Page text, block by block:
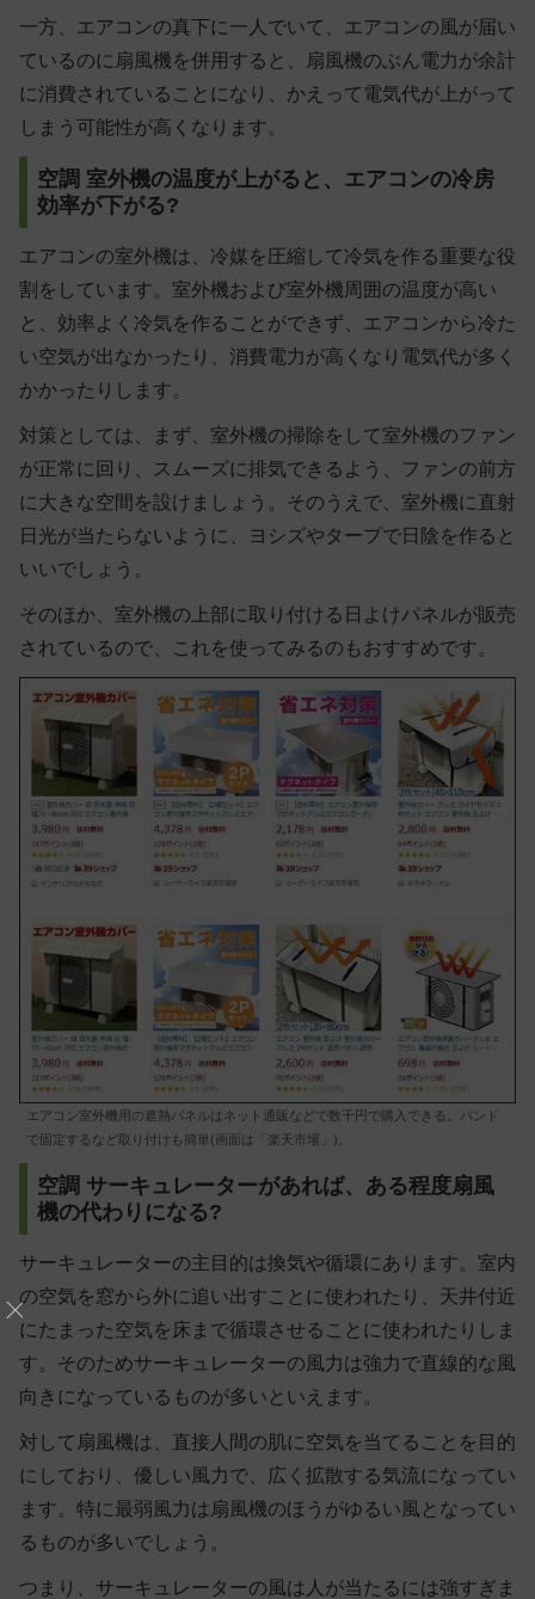
一方、エアコンの真下に一人でいて、エアコンの風が届い
ているのに扇風機を併用すると、扇風機のぶん電力が余計
に消費されていることになり、かえって電気代が上がって
しまう可能性が高くなります。
空調 室外機の温度が上がると、エアコンの冷房
効率が下がる?
エアコンの室外機は、冷媒を圧縮して冷気を作る重要な役
割をしています。室外機および室外機周囲の温度が高い
と、効率よく冷気を作ることができず、エアコンから冷た
い空気が出なかったり、消費電力が高くなり電気代が多く
かかったりします。
対策としては、まず、室外機の掃除をして室外機のファン
が正常に回り、スムーズに排気できるよう、ファンの前方
に大きな空間を設けましょう。そのうえで、室外機に直射
日光が当たらないように、ヨシズやタープで日陰を作ると
いいでしょう。
そのほか、室外機の上部に取り付ける日よけパネルが販売
されているので、これを使ってみるのもおすすめです。
エアコン室外機用の遮熱パネルはネット通販などで数千円で購入できる。バンド
で固定するなど取り付けも簡単(画面は「楽天市場」)。
空調 サーキュレーターがあれば、ある程度扇風
機の代わりになる?
サーキュレーターの主目的は換気や循環にあります。室内
の空気を窓から外に追い出すことに使われたり、天井付近
にたまった空気を床まで循環させることに使われたりしま
す。そのためサーキュレーターの風力は強力で直線的な風
向きになっているものが多いといえます。
対して扇風機は、直接人間の肌に空気を当てることを目的
にしており、優しい風力で、広く拡散する気流になってい
ます。特に最弱風力は扇風機のほうがゆるい風となってい
るものが多いでしょう。
つまり、サーキュレーターの風は人が当たるには強すぎま